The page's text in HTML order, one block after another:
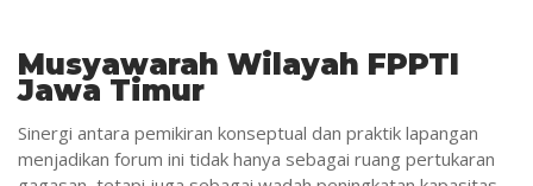
Musyawarah Wilayah FPPTI
Jawa Timur
Sinergi antara pemikiran konseptual dan praktik lapangan
menjadikan forum ini tidak hanya sebagai ruang pertukaran